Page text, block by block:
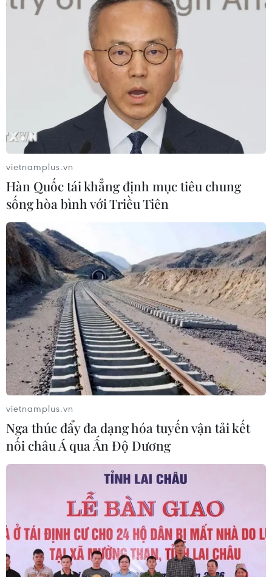
vietnamplus.vn
Hàn Quốc tái khẳng định mục tiêu chung
sống hòa bình với Triều Tiên
vietnamplus.vn
Nga thúc đẩy đa dạng hóa tuyến vận tải kết
nối châu Á qua Ấn Độ Dương